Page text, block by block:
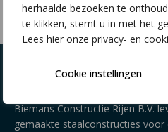
herhaalde bezoeken te
te klikken, stemt u in met het
Lees hier onze privacy- en
Cookie instellingen
Over Biemans
Biemans Constructie Rijen B.V.
gemaakte staalconstructies